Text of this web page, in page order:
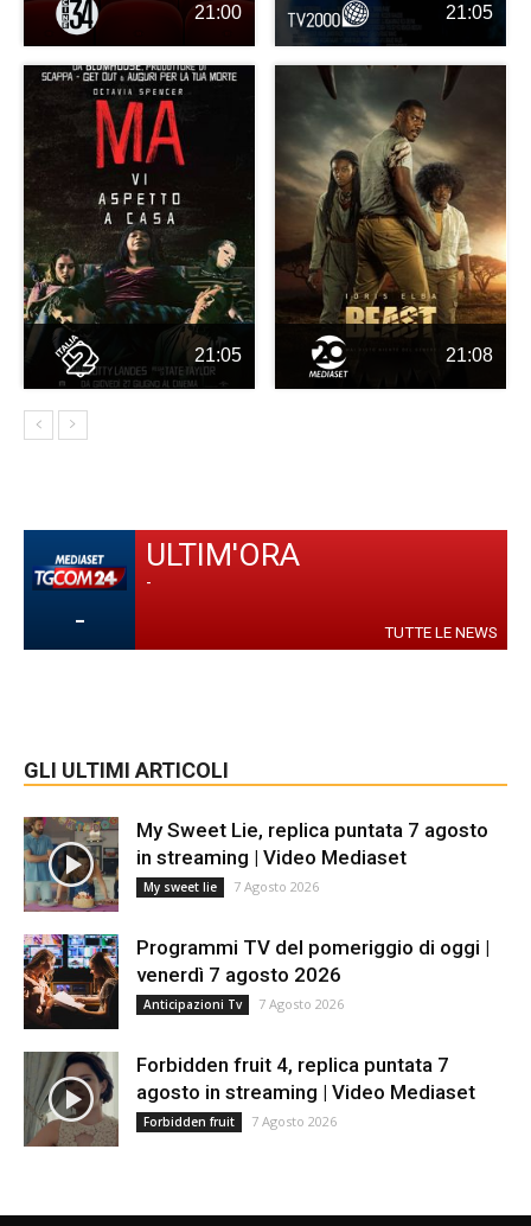
21:00 21:05
21:05 21:08
-
ULTIM'ORA
-
TUTTE LE NEWS
GLI ULTIMI ARTICOLI
My Sweet Lie, replica puntata 7 agosto
in streaming | Video Mediaset
My sweet lie 7 Agosto 2026
Programmi TV del pomeriggio di oggi |
venerdì 7 agosto 2026
Anticipazioni Tv 7 Agosto 2026
Forbidden fruit 4, replica puntata 7
agosto in streaming | Video Mediaset
Forbidden fruit 7 Agosto 2026